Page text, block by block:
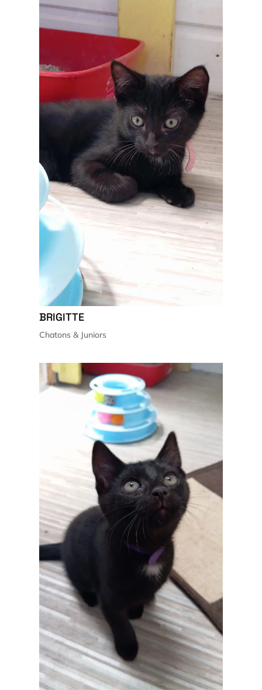
BRIGITTE
Chatons & Juniors